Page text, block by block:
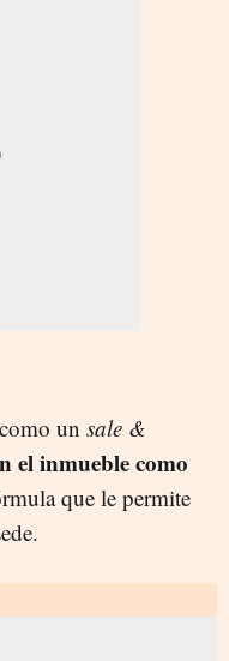
un sale &
el inmueble como
que le permite